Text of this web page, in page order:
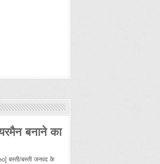
बनाने का
बस्ती/बस्ती जनपद के